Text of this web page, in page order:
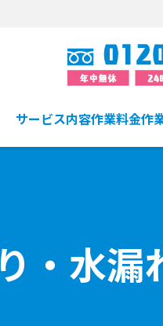
サービス内容作業料金作
・水漏